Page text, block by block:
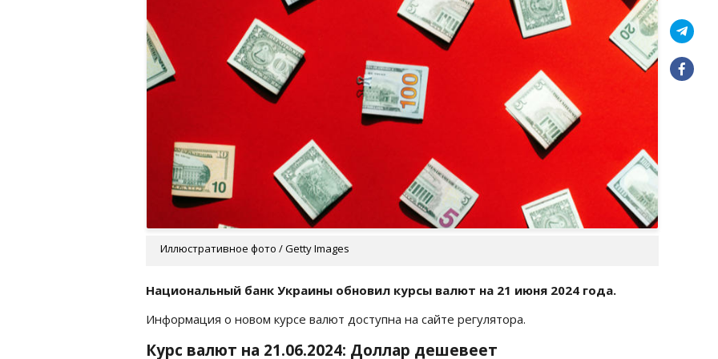
Иллюстративное фото / Getty Images
Национальный банк Украины обновил курсы валют на 21 июня 2024 года.
Информация о новом курсе валют доступна на сайте регулятора.
Курс валют на 21.06.2024: Доллар дешевеет